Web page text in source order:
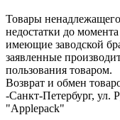
Товары
недостатки до
имеющие заводской
заявленные
пользования товаром.
Возврат и обмен
-Санкт-Петербург, ул.
"Applepack"